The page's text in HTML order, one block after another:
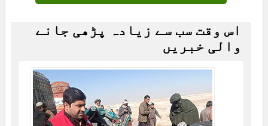
اس وقت سب سے زیادہ پڑھی جانے
والی خبریں